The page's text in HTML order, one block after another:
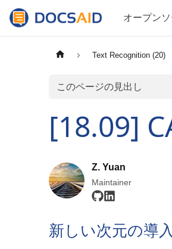
オープン
Text Recognition (20)
このページの見出し
[18.09]
Z. Yuan
Maintainer
新しい次元の導入